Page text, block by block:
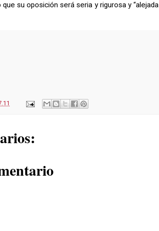
que su oposición será seria y rigurosa y “alejada